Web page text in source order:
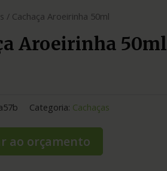
/ Cachaça Aroeirinha 50ml
Aroeirinha 50ml
Categoria: Cachaças
ao orçamento